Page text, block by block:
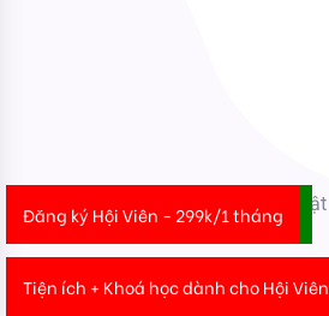
Đăng ký Hội Viên - 299k/1 tháng
Tiện ích + Khoá học dành cho Hội Viên
2022 © Gsheet Tô Thuật